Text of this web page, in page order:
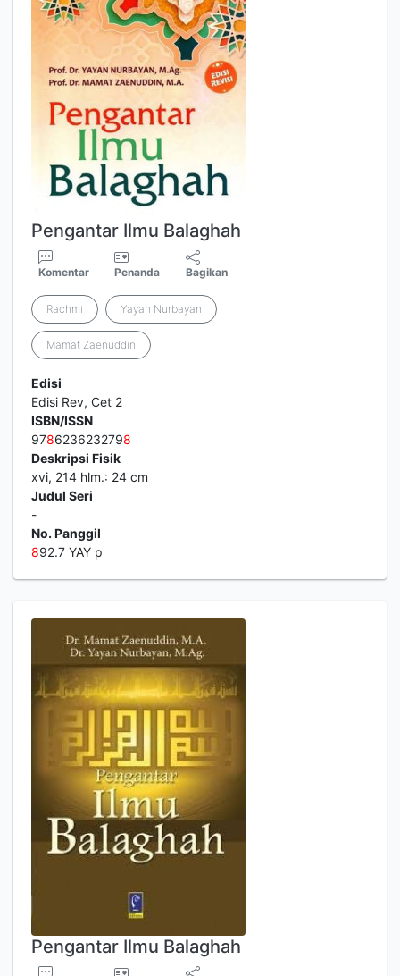
Pengantar Ilmu Balaghah
Komentar Penanda Bagikan
Rachmi Yayan Nurbayan
Mamat Zaenuddin
Edisi
Edisi Rev, Cet 2
ISBN/ISSN
9786236232798
Deskripsi Fisik
xvi, 214 hlm.: 24 cm
Judul Seri
-
No. Panggil
892.7 YAY p
Pengantar Ilmu Balaghah